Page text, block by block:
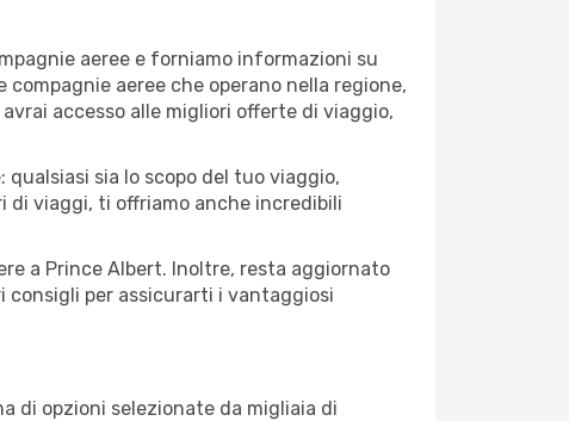
aeree e forniamo informazioni su
aeree che operano nella regione,
accesso alle migliori offerte di viaggio,
sia lo scopo del tuo viaggio,
di viaggi, ti offriamo anche incredibili
a Prince Albert. Inoltre, resta aggiornato
consigli per assicurarti i vantaggiosi
di opzioni selezionate da migliaia di